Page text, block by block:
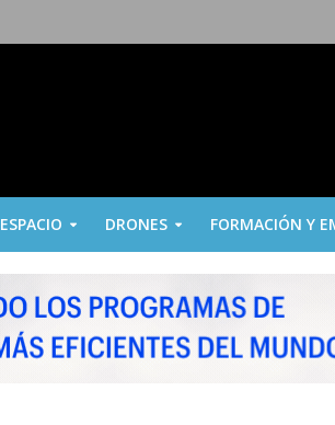
ESPACIO DRONES FORMACIÓN Y